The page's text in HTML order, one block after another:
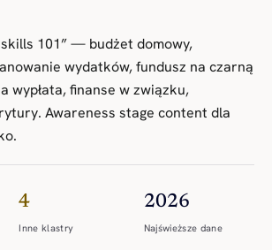
101” — budżet domowy,
wydatków, fundusz na czarną
wypłata, finanse w związku,
Awareness stage content dla
4
Inne klastry
2026
Najświeższe dane